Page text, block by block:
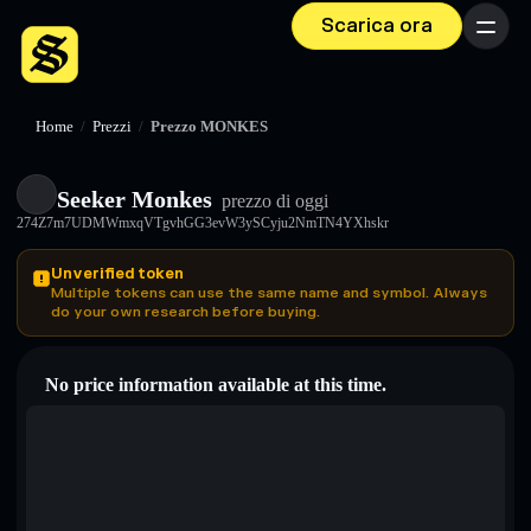
Scarica ora Menu
Home / Prezzi / Prezzo MONKES
Seeker Monkes prezzo di oggi
274Z7m7UDMWmxqVTgvhGG3evW3ySCyju2NmTN4YXhskr
Unverified token
Multiple tokens can use the same name and symbol. Always
do your own research before buying.
No price information available at this time.